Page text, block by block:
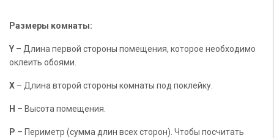
Размеры комнаты:
Y – Длина первой стороны помещения, которое необходимо
оклеить обоями.
X – Длина второй стороны комнаты под поклейку.
H – Высота помещения.
P – Периметр (сумма длин всех сторон). Чтобы посчитать